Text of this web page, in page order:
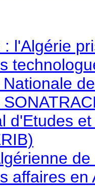
l'Algérie
d'Etudes
affaires en